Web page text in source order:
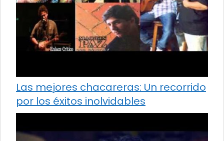
Las mejores chacareras: Un recorrido
por los éxitos inolvidables